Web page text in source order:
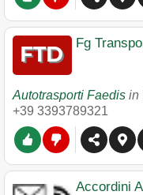
Fg
Autotrasporti Faedis in
+39 3393789321
Accordini